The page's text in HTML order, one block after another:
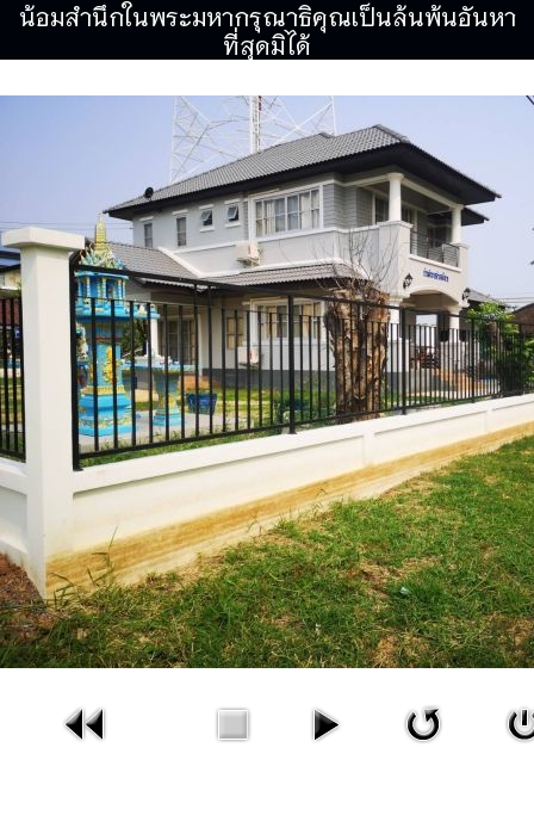
น้อมสำนึกในพระมหากรุณาธิคุณเป็นล้นพ้นอันหา
ที่สุดมิได้